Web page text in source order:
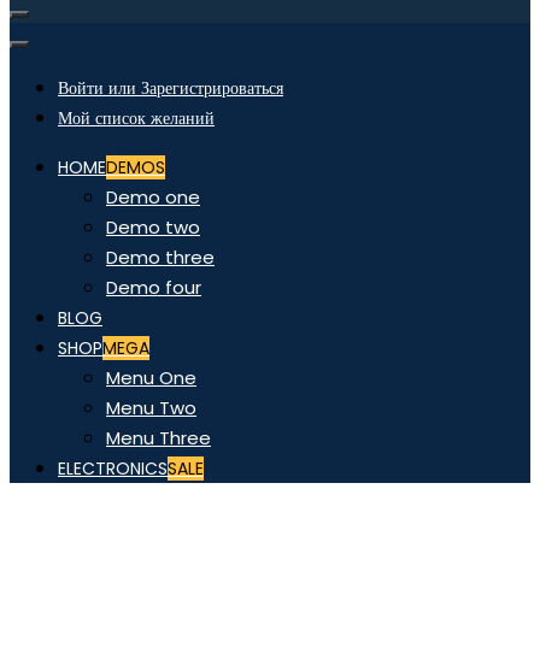
Войти или Зарегистрироваться
Мой список желаний
HOMEDEMOS
Demo one
Demo two
Demo three
Demo four
BLOG
SHOPMEGA
Menu One
Menu Two
Menu Three
ELECTRONICSSALE